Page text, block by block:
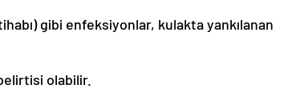
gibi enfeksiyonlar, kulakta yankılanan
olabilir.